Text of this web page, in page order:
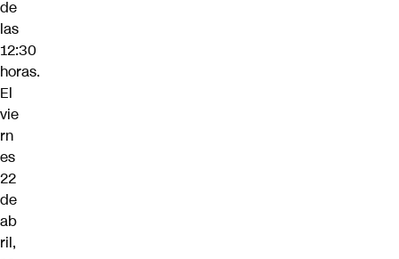
de
las
12:30
horas.
El
vie
rn
es
22
de
ab
ril,